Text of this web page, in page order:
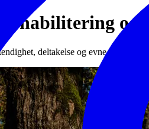
habilitering og
deltakelse og evne til å mestre